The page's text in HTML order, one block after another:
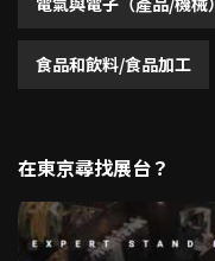
食品和飲料/食品加工
在東京尋找展台？